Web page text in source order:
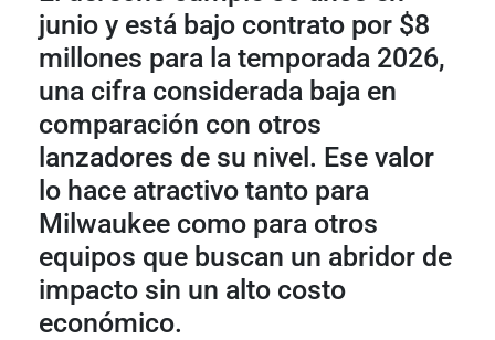
junio y está bajo contrato por $8
millones para la temporada 2026,
una cifra considerada baja en
comparación con otros
lanzadores de su nivel. Ese valor
lo hace atractivo tanto para
Milwaukee como para otros
equipos que buscan un abridor de
impacto sin un alto costo
económico.